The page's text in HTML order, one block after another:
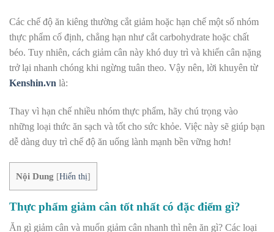
Các chế độ ăn kiêng thường cắt giảm hoặc hạn chế một số nhóm
thực phẩm cố định, chẳng hạn như cắt carbohydrate hoặc chất
béo. Tuy nhiên, cách giảm cân này khó duy trì và khiến cân nặng
trở lại nhanh chóng khi ngừng tuân theo. Vậy nên, lời khuyên từ
Kenshin.vn là:
Thay vì hạn chế nhiều nhóm thực phẩm, hãy chú trọng vào
những loại thức ăn sạch và tốt cho sức khỏe. Việc này sẽ giúp bạn
dễ dàng duy trì chế độ ăn uống lành mạnh bền vững hơn!
Nội Dung [Hiển thị]
Thực phẩm giảm cân tốt nhất có đặc điểm gì?
Ăn gì giảm cân và muốn giảm cân nhanh thì nên ăn gì? Các loại